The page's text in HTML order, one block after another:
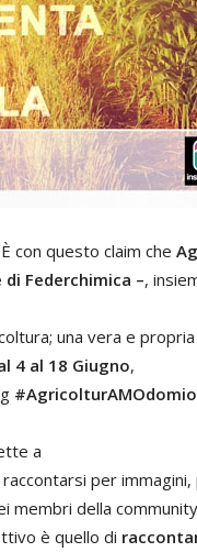
È con questo claim che
Federchimica –,
una vera e
4 al 18 Giugno,
#AgricolturAMOdomio
a
per
membri della
è quello di